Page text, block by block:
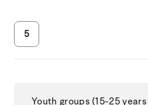
5
Youth groups (15-25